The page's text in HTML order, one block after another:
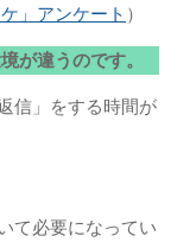
」アンケート ）
が違うのです。
信」をする時間が
て必要になってい